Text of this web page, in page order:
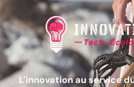
L'innovation au service